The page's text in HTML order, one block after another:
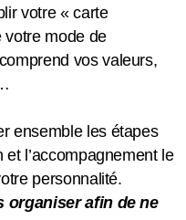
votre « carte
votre mode de
vos valeurs,
ensemble les étapes
l’accompagnement le
personnalité.
organiser afin de ne